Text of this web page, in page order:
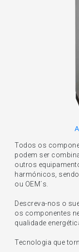
Todos os
podem ser
outros
harmónicos,
ou OEM´s.
Descreva-nos o
os componentes
qualidade
Tecnologia que